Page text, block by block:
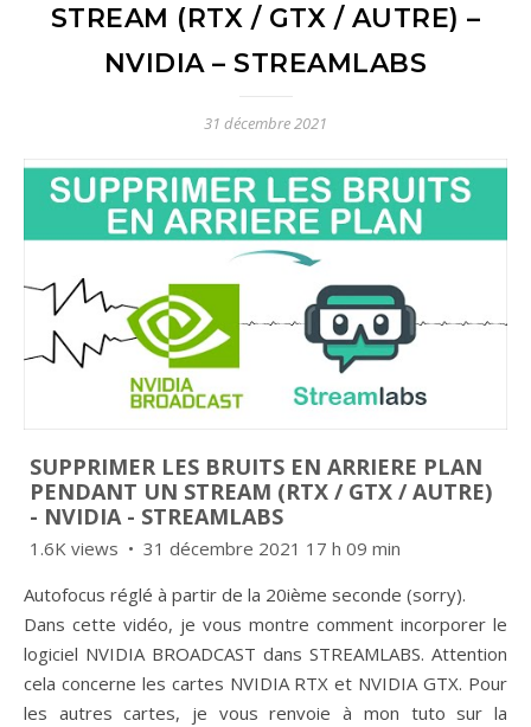
STREAM (RTX / GTX / AUTRE) –
NVIDIA – STREAMLABS
31 décembre 2021
SUPPRIMER LES BRUITS EN ARRIERE PLAN
PENDANT UN STREAM (RTX / GTX / AUTRE)
- NVIDIA - STREAMLABS
1.6K views
31 décembre 2021 17 h 09 min
Autofocus réglé à partir de la 20ième seconde (sorry).
Dans cette vidéo, je vous montre comment incorporer le
logiciel NVIDIA BROADCAST dans STREAMLABS. Attention
cela concerne les cartes NVIDIA RTX et NVIDIA GTX. Pour
les autres cartes, je vous renvoie à mon tuto sur la